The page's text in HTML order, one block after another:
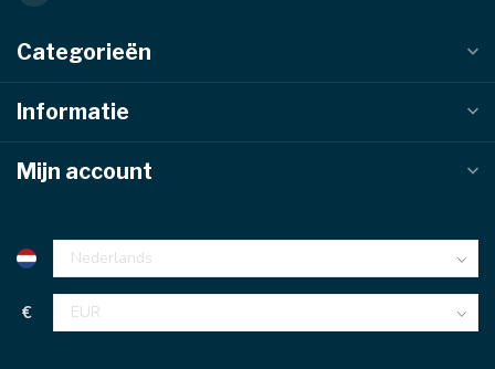
Categorieën
Informatie
Mijn account
€